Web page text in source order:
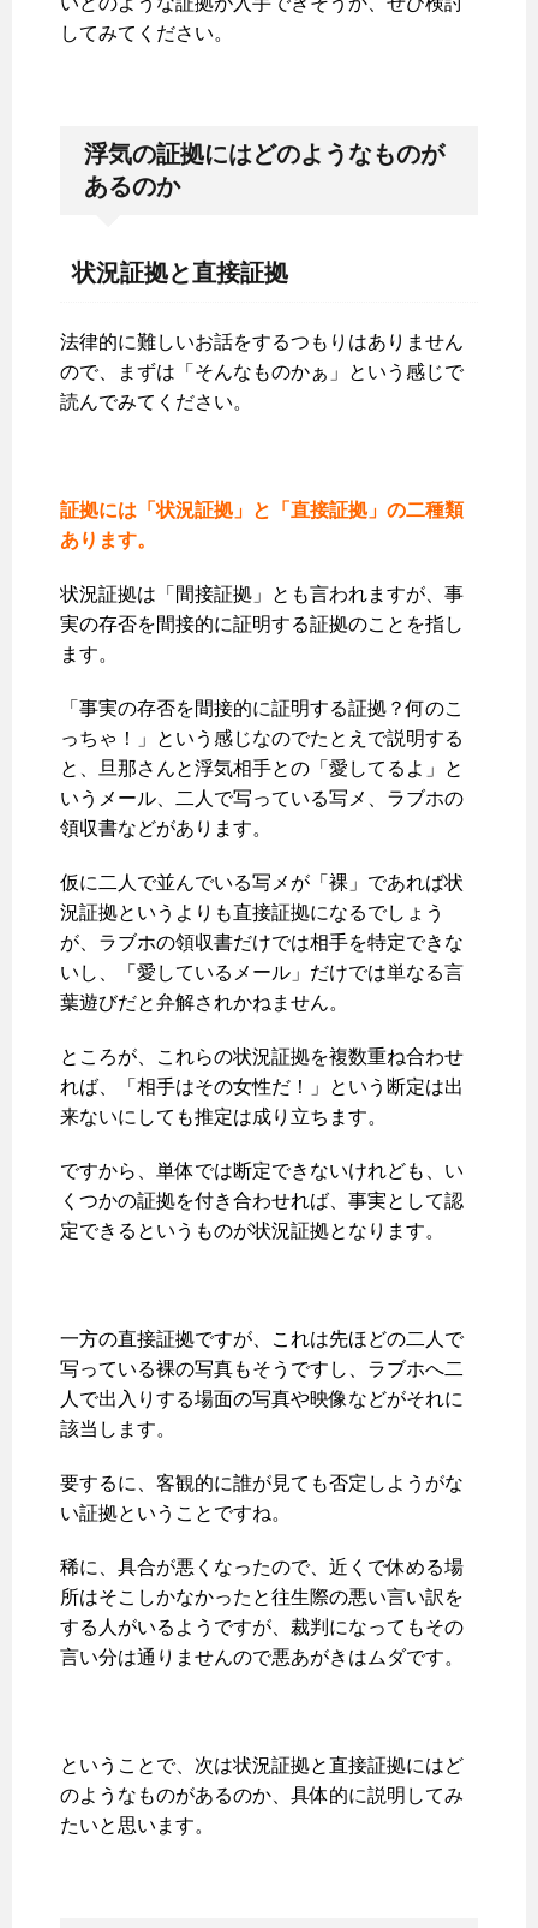
してみてください。
浮気の証拠にはどのようなものが
あるのか
状況証拠と直接証拠
法律的に難しいお話をするつもりはありません
ので、まずは「そんなものかぁ」という感じで
読んでみてください。
証拠には「状況証拠」と「直接証拠」の二種類
あります。
状況証拠は「間接証拠」とも言われますが、事
実の存否を間接的に証明する証拠のことを指し
ます。
「事実の存否を間接的に証明する証拠？何のこ
っちゃ！」という感じなのでたとえで説明する
と、旦那さんと浮気相手との「愛してるよ」と
いうメール、二人で写っている写メ、ラブホの
領収書などがあります。
仮に二人で並んでいる写メが「裸」であれば状
況証拠というよりも直接証拠になるでしょう
が、ラブホの領収書だけでは相手を特定できな
いし、「愛しているメール」だけでは単なる言
葉遊びだと弁解されかねません。
ところが、これらの状況証拠を複数重ね合わせ
れば、「相手はその女性だ！」という断定は出
来ないにしても推定は成り立ちます。
ですから、単体では断定できないけれども、い
くつかの証拠を付き合わせれば、事実として認
定できるというものが状況証拠となります。
一方の直接証拠ですが、これは先ほどの二人で
写っている裸の写真もそうですし、ラブホへ二
人で出入りする場面の写真や映像などがそれに
該当します。
要するに、客観的に誰が見ても否定しようがな
い証拠ということですね。
稀に、具合が悪くなったので、近くで休める場
所はそこしかなかったと往生際の悪い言い訳を
する人がいるようですが、裁判になってもその
言い分は通りませんので悪あがきはムダです。
ということで、次は状況証拠と直接証拠にはど
のようなものがあるのか、具体的に説明してみ
たいと思います。